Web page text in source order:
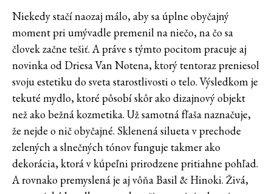
Niekedy stačí naozaj málo, aby sa úplne obyčajný
moment pri umývadle premenil na niečo, na čo sa
človek začne tešiť. A práve s týmto pocitom pracuje aj
novinka od Driesa Van Notena, ktorý tentoraz preniesol
svoju estetiku do sveta starostlivosti o telo. Výsledkom je
tekuté mydlo, ktoré pôsobí skôr ako dizajnový objekt
než ako bežná kozmetika. Už samotná fľaša naznačuje,
že nejde o nič obyčajné. Sklenená silueta v prechode
zelených a slnečných tónov funguje takmer ako
dekorácia, ktorá v kúpeľni prirodzene pritiahne pohľad.
A rovnako premyslená je aj vôňa Basil & Hinoki. Živá,